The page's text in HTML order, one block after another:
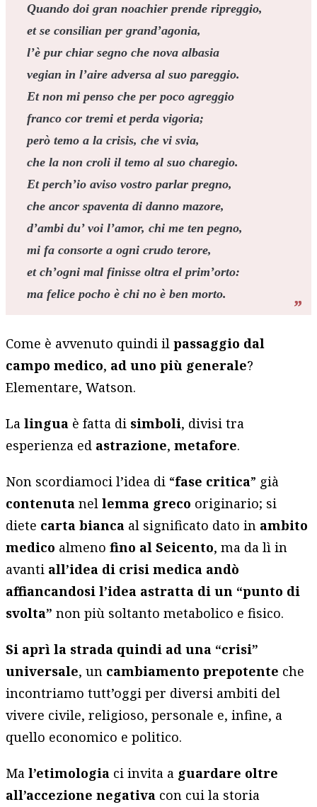
Quando doi gran noachier prende ripreggio,
et se consilian per grand’agonia,
l’è pur chiar segno che nova albasia
vegian in l’aire adversa al suo pareggio.
Et non mi penso che per poco agreggio
franco cor tremi et perda vigoria;
però temo a la crisis, che vi svia,
che la non croli il temo al suo charegio.
Et perch’io aviso vostro parlar pregno,
che ancor spaventa di danno mazore,
d’ambi du’ voi l’amor, chi me ten pegno,
mi fa consorte a ogni crudo terore,
et ch’ogni mal finisse oltra el prim’orto:
ma felice pocho è chi no è ben morto.
Come è avvenuto quindi ilpassaggio dal
campo medico, ad uno più generale?
Elementare, Watson.
Lalingua è fatta di simboli, divisi tra
esperienza ed astrazione,metafore.
Non scordiamoci l’idea di “fase critica” già
contenuta nellemma greco originario; si
diete carta bianca al significato dato in ambito
medico almenofino al Seicento, ma da lì in
avanti all’idea di crisi medica andò
affiancandosi l’idea astratta di un “punto di
svolta” non più soltanto metabolico e fisico.
Si aprì la strada quindi ad una “crisi”
universale, un cambiamento prepotente che
incontriamo tutt’oggi per diversi ambiti del
vivere civile, religioso, personale e, infine, a
quello economico e politico.
Mal’etimologia ci invita a guardare oltre
all’accezione negativa con cui la storia